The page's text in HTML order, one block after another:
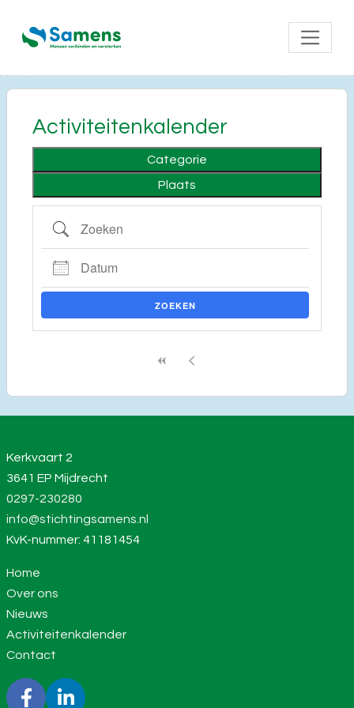
Activiteitenkalender
Categorie
Plaats
Zoeken
Datum
ZOEKEN
Kerkvaart 2
3641 EP Mijdrecht
0297-230280
info@stichtingsamens.nl
KvK-nummer: 41181454
Home
Over ons
Nieuws
Activiteitenkalender
Contact